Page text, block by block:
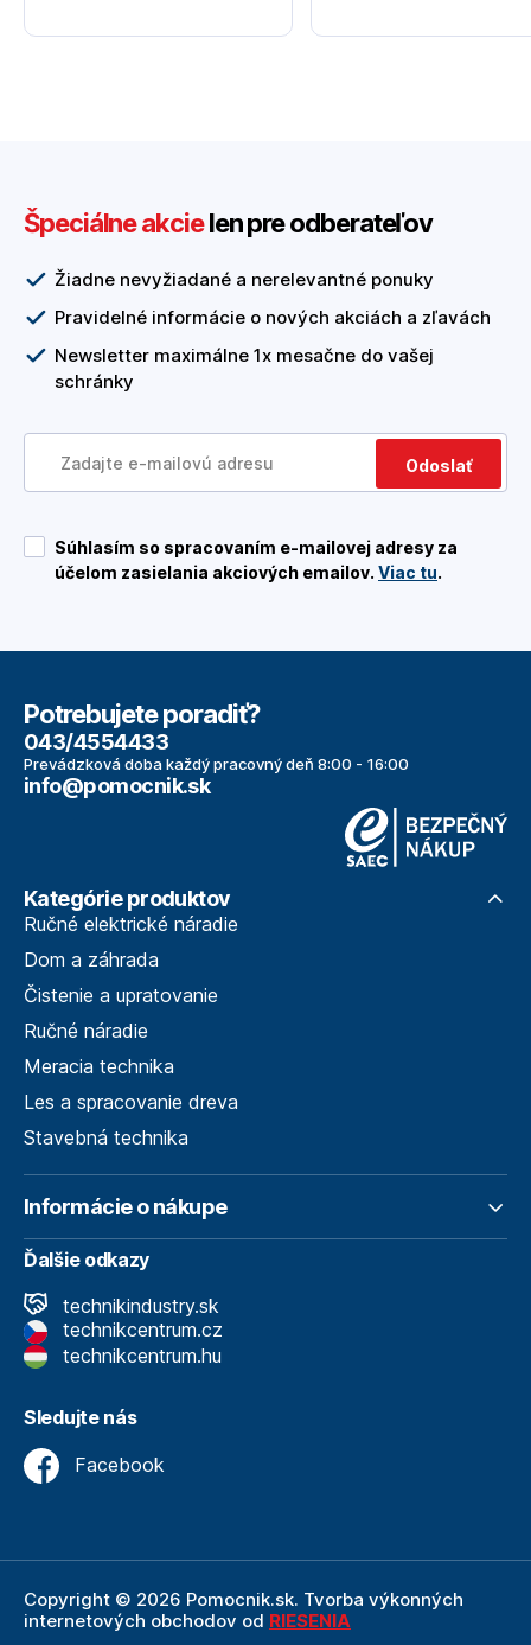
Špeciálne akcielen pre odberateľov
Žiadne nevyžiadané a nerelevantné ponuky
Pravidelné informácie o nových akciách a zľavách
Newsletter maximálne 1x mesačne do vašej
schránky
Odoslať
Súhlasím so spracovaním e-mailovej adresy za
účelom zasielania akciových emailov. Viac tu.
Potrebujete poradiť?
043/4554433
Prevádzková doba každý pracovný deň 8:00 - 16:00
info@pomocnik.sk
Kategórie produktov
Ručné elektrické náradie
Dom a záhrada
Čistenie a upratovanie
Ručné náradie
Meracia technika
Les a spracovanie dreva
Stavebná technika
Informácie o nákupe
Ďalšie odkazy
technikindustry.sk
technikcentrum.cz
technikcentrum.hu
Sledujte nás
Facebook
Copyright © 2026 Pomocnik.sk. Tvorba výkonných
internetových obchodov od RIESENIA